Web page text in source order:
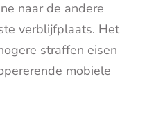
naar de andere
verblijfplaats. Het
straffen eisen
mobiele